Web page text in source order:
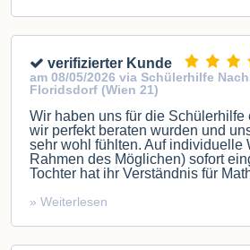
verifizierter Kunde
am 08/05/2026 via Schülerhilfe
Floridsdorf (Wien 21)
Wir haben uns für die Schülerhilfe
wir perfekt beraten wurden und
sehr wohl fühlten. Auf individuelle
Rahmen des Möglichen) sofort
Tochter hat ihr Verständnis für
» Weiterlesen